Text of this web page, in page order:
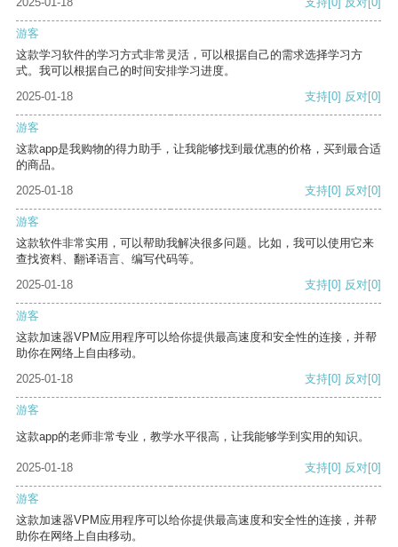
游客
这款学习软件的学习方式非常灵活，可以根据自己的需求选择学习方
式。我可以根据自己的时间安排学习进度。
2025-01-18
支持[0] 反对[0]
游客
这款app是我购物的得力助手，让我能够找到最优惠的价格，买到最合适
的商品。
2025-01-18
支持[0] 反对[0]
游客
这款软件非常实用，可以帮助我解决很多问题。比如，我可以使用它来
查找资料、翻译语言、编写代码等。
2025-01-18
支持[0] 反对[0]
游客
这款加速器VPM应用程序可以给你提供最高速度和安全性的连接，并帮
助你在网络上自由移动。
2025-01-18
支持[0] 反对[0]
游客
这款app的老师非常专业，教学水平很高，让我能够学到实用的知识。
2025-01-18 支持[0] 反对[0]
游客
这款加速器VPM应用程序可以给你提供最高速度和安全性的连接，并帮
助你在网络上自由移动。